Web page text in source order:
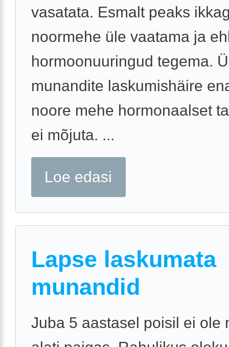
vasatata. Esmalt peaks
noormehe üle vaatama ja
hormoonuuringud tegema.
munandite laskumishäire
noore mehe hormonaalset
ei mõjuta. ...
Loe edasi
Lapse laskumata
munandid
Juba 5 aastasel poisil ei ole